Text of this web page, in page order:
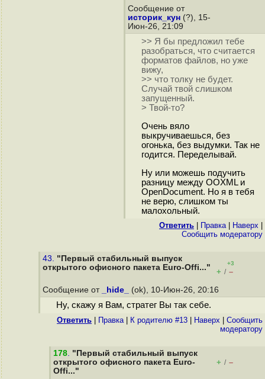
Сообщение от
историк_кун (?), 15-
Июн-26, 21:09
>> Я бы предложил тебе
разобраться, что считается
форматов файлов, но уже
вижу,
>> что толку не будет.
Случай твой слишком
запущенный.
> Твой-то?
Очень вяло
выкручиваешься, без
огонька, без выдумки. Так не
годится. Переделывай.
Ну или можешь подучить
разницу между OOXML и
OpenDocument. Но я в тебя
не верю, слишком ты
малохольный.
Ответить Правка| Наверх
Cообщить модератору
43. "Первый стабильный выпуск
открытого офисного пакета Euro-Offi..."
+3
+ / –
Сообщение от _hide_ (ok), 10-Июн-26, 20:16
Ну, скажу я Вам, стратег Вы так себе.
Ответить Правка| К родителю #13 Наверх
Cообщить
модератору
178. "Первый стабильный выпуск
открытого офисного пакета Euro-
Offi..."
+ / –